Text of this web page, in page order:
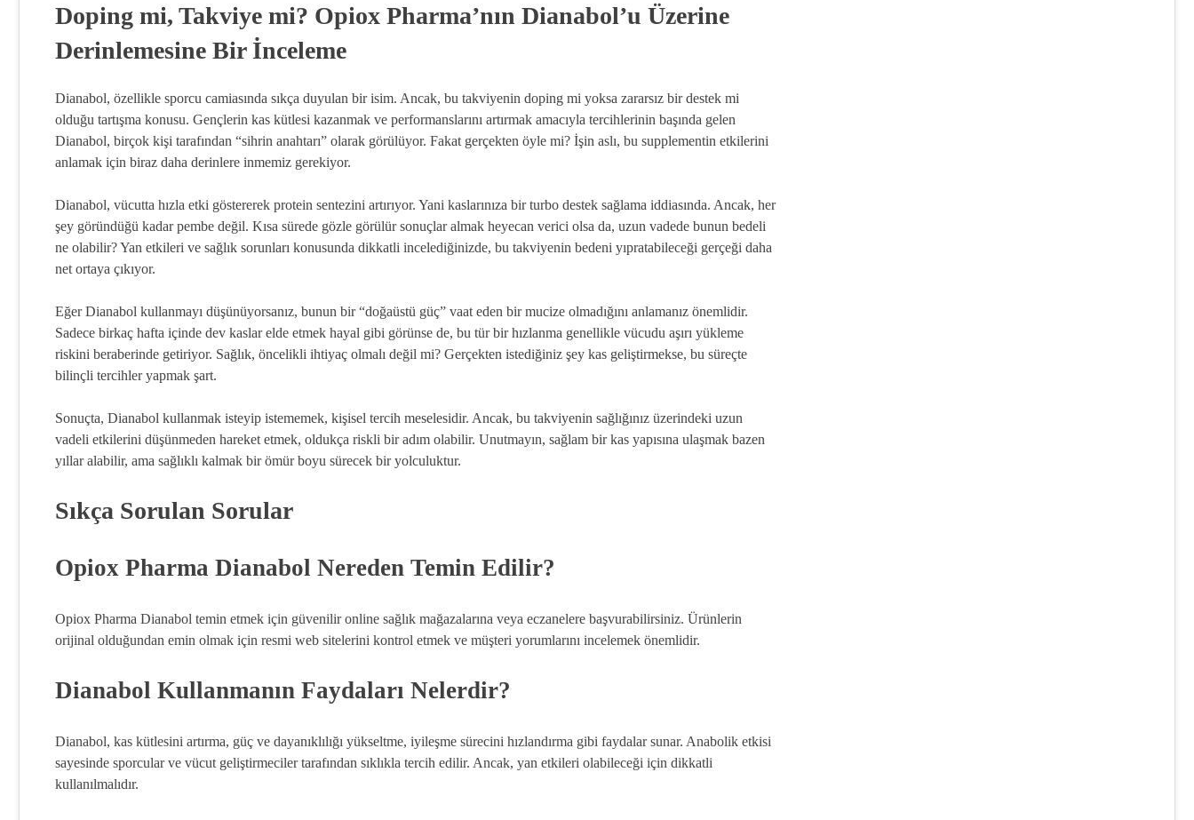
Doping mi, Takviye mi? Opiox Pharma’nın Dianabol’u Üzerine
Derinlemesine Bir İnceleme
Dianabol, özellikle sporcu camiasında sıkça duyulan bir isim. Ancak, bu takviyenin doping mi yoksa zararsız bir destek mi
olduğu tartışma konusu. Gençlerin kas kütlesi kazanmak ve performanslarını artırmak amacıyla tercihlerinin başında gelen
Dianabol, birçok kişi tarafından “sihrin anahtarı” olarak görülüyor. Fakat gerçekten öyle mi? İşin aslı, bu supplementin etkilerini
anlamak için biraz daha derinlere inmemiz gerekiyor.
Dianabol, vücutta hızla etki göstererek protein sentezini artırıyor. Yani kaslarınıza bir turbo destek sağlama iddiasında. Ancak, her
şey göründüğü kadar pembe değil. Kısa sürede gözle görülür sonuçlar almak heyecan verici olsa da, uzun vadede bunun bedeli
ne olabilir? Yan etkileri ve sağlık sorunları konusunda dikkatli incelediğinizde, bu takviyenin bedeni yıpratabileceği gerçeği daha
net ortaya çıkıyor.
Eğer Dianabol kullanmayı düşünüyorsanız, bunun bir “doğaüstü güç” vaat eden bir mucize olmadığını anlamanız önemlidir.
Sadece birkaç hafta içinde dev kaslar elde etmek hayal gibi görünse de, bu tür bir hızlanma genellikle vücudu aşırı yükleme
riskini beraberinde getiriyor. Sağlık, öncelikli ihtiyaç olmalı değil mi? Gerçekten istediğiniz şey kas geliştirmekse, bu süreçte
bilinçli tercihler yapmak şart.
Sonuçta, Dianabol kullanmak isteyip istememek, kişisel tercih meselesidir. Ancak, bu takviyenin sağlığınız üzerindeki uzun
vadeli etkilerini düşünmeden hareket etmek, oldukça riskli bir adım olabilir. Unutmayın, sağlam bir kas yapısına ulaşmak bazen
yıllar alabilir, ama sağlıklı kalmak bir ömür boyu sürecek bir yolculuktur.
Sıkça Sorulan Sorular
Opiox Pharma Dianabol Nereden Temin Edilir?
Opiox Pharma Dianabol temin etmek için güvenilir online sağlık mağazalarına veya eczanelere başvurabilirsiniz. Ürünlerin
orijinal olduğundan emin olmak için resmi web sitelerini kontrol etmek ve müşteri yorumlarını incelemek önemlidir.
Dianabol Kullanmanın Faydaları Nelerdir?
Dianabol, kas kütlesini artırma, güç ve dayanıklılığı yükseltme, iyileşme sürecini hızlandırma gibi faydalar sunar. Anabolik etkisi
sayesinde sporcular ve vücut geliştirmeciler tarafından sıklıkla tercih edilir. Ancak, yan etkileri olabileceği için dikkatli
kullanılmalıdır.